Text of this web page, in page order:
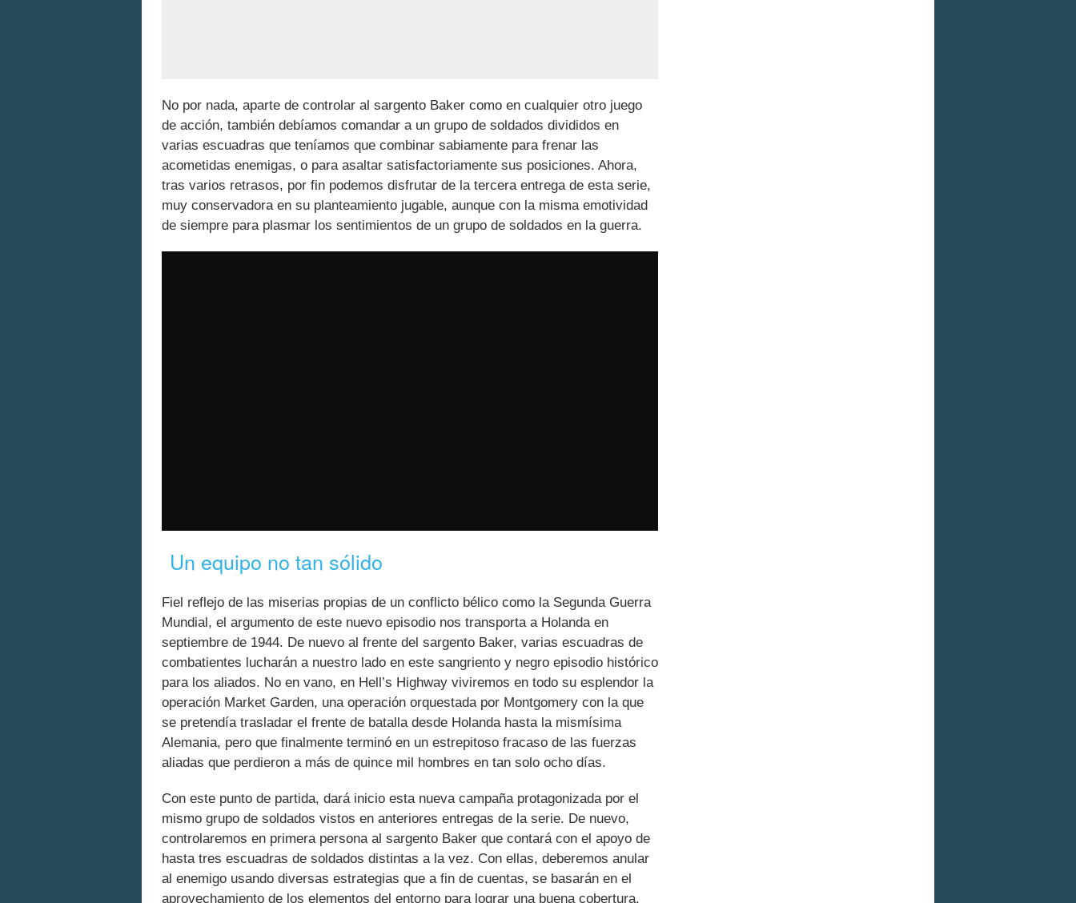
No por nada, aparte de controlar al sargento Baker como en cualquier otro juego
de acción, también debíamos comandar a un grupo de soldados divididos en
varias escuadras que teníamos que combinar sabiamente para frenar las
acometidas enemigas, o para asaltar satisfactoriamente sus posiciones. Ahora,
tras varios retrasos, por fin podemos disfrutar de la tercera entrega de esta serie,
muy conservadora en su planteamiento jugable, aunque con la misma emotividad
de siempre para plasmar los sentimientos de un grupo de soldados en la guerra.
Un equipo no tan sólido
Fiel reflejo de las miserias propias de un conflicto bélico como la Segunda Guerra
Mundial, el argumento de este nuevo episodio nos transporta a Holanda en
septiembre de 1944. De nuevo al frente del sargento Baker, varias escuadras de
combatientes lucharán a nuestro lado en este sangriento y negro episodio histórico
para los aliados. No en vano, en Hell’s Highway viviremos en todo su esplendor la
operación Market Garden, una operación orquestada por Montgomery con la que
se pretendía trasladar el frente de batalla desde Holanda hasta la mismísima
Alemania, pero que finalmente terminó en un estrepitoso fracaso de las fuerzas
aliadas que perdieron a más de quince mil hombres en tan solo ocho días.
Con este punto de partida, dará inicio esta nueva campaña protagonizada por el
mismo grupo de soldados vistos en anteriores entregas de la serie. De nuevo,
controlaremos en primera persona al sargento Baker que contará con el apoyo de
hasta tres escuadras de soldados distintas a la vez. Con ellas, deberemos anular
al enemigo usando diversas estrategias que a fin de cuentas, se basarán en el
aprovechamiento de los elementos del entorno para lograr una buena cobertura,